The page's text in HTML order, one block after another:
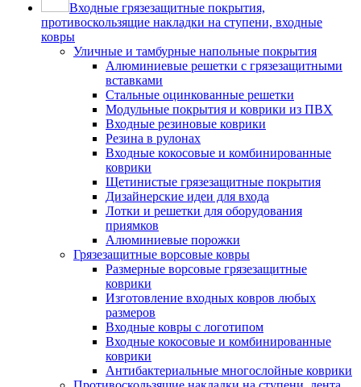
Входные грязезащитные покрытия,
противоскользящие накладки на ступени, входные
ковры
Уличные и тамбурные напольные покрытия
Алюминиевые решетки с грязезащитными
вставками
Стальные оцинкованные решетки
Модульные покрытия и коврики из ПВХ
Входные резиновые коврики
Резина в рулонах
Входные кокосовые и комбинированные
коврики
Щетинистые грязезащитные покрытия
Дизайнерские идеи для входа
Лотки и решетки для оборудования
приямков
Алюминиевые порожки
Грязезащитные ворсовые ковры
Размерные ворсовые грязезащитные
коврики
Изготовление входных ковров любых
размеров
Входные ковры с логотипом
Входные кокосовые и комбинированные
коврики
Антибактериальные многослойные коврики